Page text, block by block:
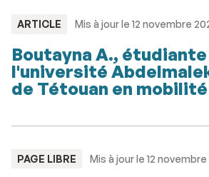
TYPE
ARTICLE Mis à jour le 12 novembre
Boutayna A.,
l'université
de Tétouan en mobilité
TYPE
PAGE LIBRE Mis à jour le 12 novembre